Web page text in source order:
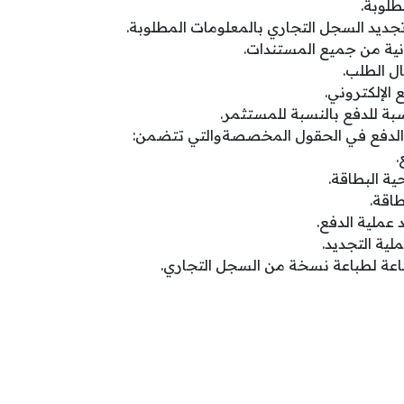
السجل التجاري بالمعلومات المطلوبة.
من جميع المستندات.
الطلب.
الإلكتروني.
للدفع بالنسبة للمستثمر.
الدفع في الحقول المخصصةوالتي تتضمن:
البطاقة.
عملية الدفع.
التجديد.
لطباعة نسخة من السجل التجاري.